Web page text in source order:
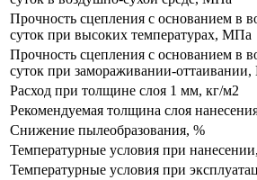
Прочность сцепления с основанием в
суток при высоких температурах, МПа
Прочность сцепления с основанием в
суток при замораживании-
Расход при толщине слоя 1 мм, кг/м2
Рекомендуемая толщина слоя
Снижение пылеобразования, %
Температурные условия при
Температурные условия при